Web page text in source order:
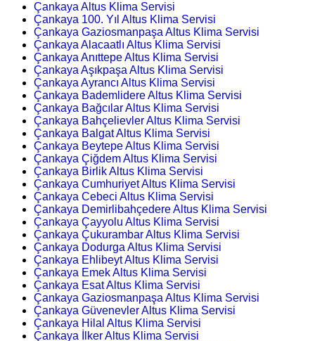
Çankaya Altus Klima Servisi
Çankaya 100. Yıl Altus Klima Servisi
Çankaya Gaziosmanpaşa Altus Klima Servisi
Çankaya Alacaatlı Altus Klima Servisi
Çankaya Anıttepe Altus Klima Servisi
Çankaya Aşıkpaşa Altus Klima Servisi
Çankaya Ayrancı Altus Klima Servisi
Çankaya Bademlidere Altus Klima Servisi
Çankaya Bağcılar Altus Klima Servisi
Çankaya Bahçelievler Altus Klima Servisi
Çankaya Balgat Altus Klima Servisi
Çankaya Beytepe Altus Klima Servisi
Çankaya Çiğdem Altus Klima Servisi
Çankaya Birlik Altus Klima Servisi
Çankaya Cumhuriyet Altus Klima Servisi
Çankaya Cebeci Altus Klima Servisi
Çankaya Demirlibahçedere Altus Klima Servisi
Çankaya Çayyolu Altus Klima Servisi
Çankaya Çukurambar Altus Klima Servisi
Çankaya Dodurga Altus Klima Servisi
Çankaya Ehlibeyt Altus Klima Servisi
Çankaya Emek Altus Klima Servisi
Çankaya Esat Altus Klima Servisi
Çankaya Gaziosmanpaşa Altus Klima Servisi
Çankaya Güvenevler Altus Klima Servisi
Çankaya Hilal Altus Klima Servisi
Çankaya İlker Altus Klima Servisi